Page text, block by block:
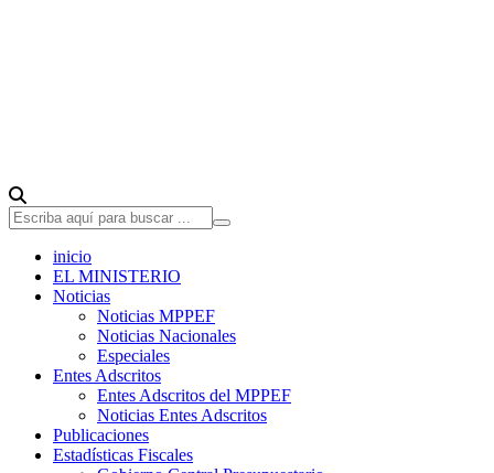
inicio
EL MINISTERIO
Noticias
Noticias MPPEF
Noticias Nacionales
Especiales
Entes Adscritos
Entes Adscritos del MPPEF
Noticias Entes Adscritos
Publicaciones
Estadísticas Fiscales